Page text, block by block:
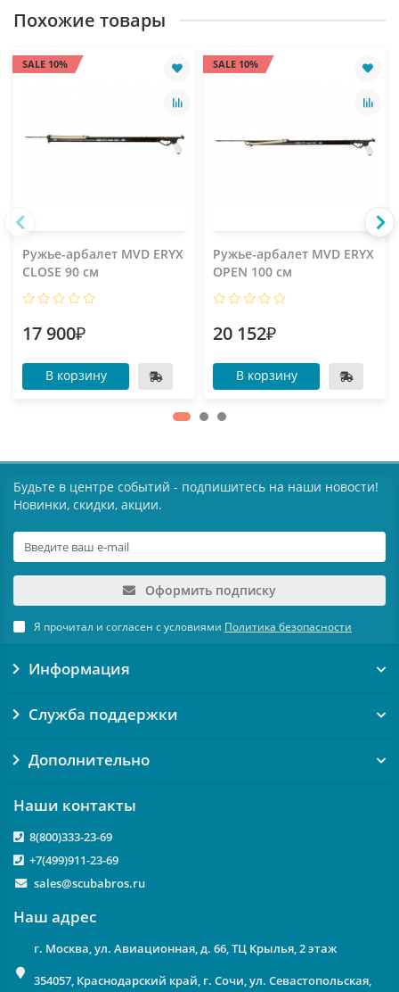
Похожие товары
SALE 10%
Ружье-арбалет MVD ERYX
CLOSE 90 см
17 900₽
В корзину
SALE 10%
Ружье-арбалет MVD ERYX
OPEN 100 см
20 152₽
В корзину
Будьте в центре событий - подпишитесь на наши новости!
Новинки, скидки, акции.
Оформить подписку
Я прочитал и согласен с условиями Политика безопасности
Информация
Служба поддержки
Дополнительно
Наши контакты
8(800)333-23-69
+7(499)911-23-69
sales@scubabros.ru
Наш адрес
г. Москва, ул. Авиационная, д. 66, ТЦ Крылья, 2 этаж
354057, Краснодарский край, г. Сочи, ул. Севастопольская,